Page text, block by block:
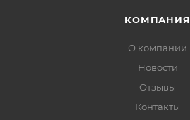
КОМПАНИЯ
О компании
Новости
Отзывы
Контакты